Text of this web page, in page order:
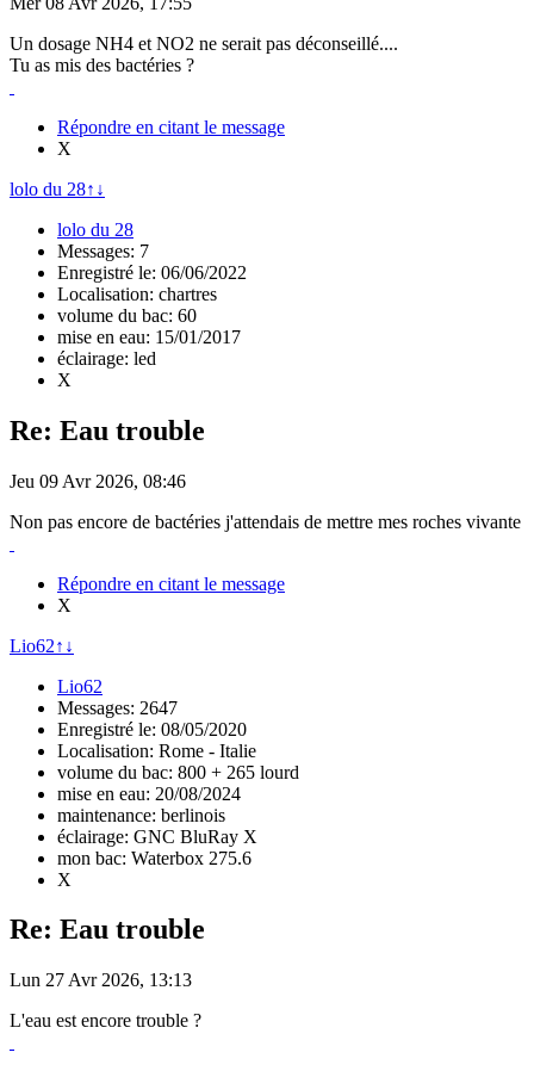
Un dosage NH4 et NO2 ne serait pas déconseillé....
Tu as mis des bactéries ?
Répondre en citant le message
X
lolo du 28↑ ↓
lolo du 28
Messages: 7
Enregistré le: 06/06/2022
Localisation: chartres
volume du bac: 60
mise en eau: 15/01/2017
éclairage: led
X
Re: Eau trouble
Jeu 09 Avr 2026, 08:46
Non pas encore de bactéries j'attendais de mettre mes roches vivante
Répondre en citant le message
X
Lio62↑ ↓
Lio62
Messages: 2647
Enregistré le: 08/05/2020
Localisation: Rome - Italie
volume du bac: 800 + 265 lourd
mise en eau: 20/08/2024
maintenance: berlinois
éclairage: GNC BluRay X
mon bac: Waterbox 275.6
X
Re: Eau trouble
Lun 27 Avr 2026, 13:13
L'eau est encore trouble ?